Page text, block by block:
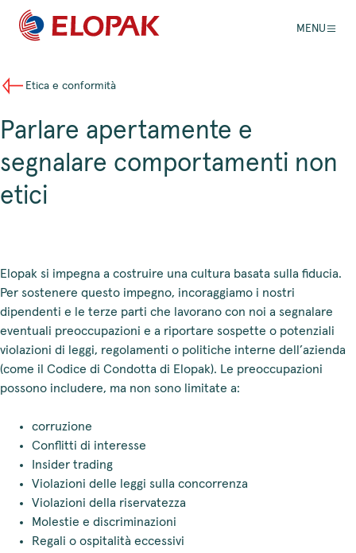
MENU
Etica e conformità
Parlare apertamente e
segnalare comportamenti non
etici
Elopak si impegna a costruire una cultura basata sulla fiducia.
Per sostenere questo impegno, incoraggiamo i nostri
dipendenti e le terze parti che lavorano con noi a segnalare
eventuali preoccupazioni e a riportare sospette o potenziali
violazioni di leggi, regolamenti o politiche interne dell’azienda
(come il Codice di Condotta di Elopak). Le preoccupazioni
possono includere, ma non sono limitate a:
corruzione
Conflitti di interesse
Insider trading
Violazioni delle leggi sulla concorrenza
Violazioni della riservatezza
Molestie e discriminazioni
Regali o ospitalità eccessivi